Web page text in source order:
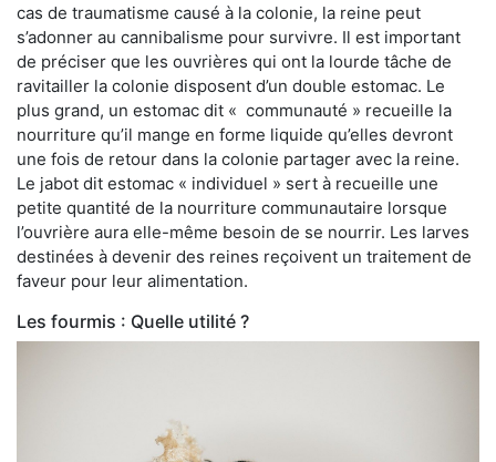
cas de traumatisme causé à la colonie, la reine peut
s’adonner au cannibalisme pour survivre. Il est important
de préciser que les ouvrières qui ont la lourde tâche de
ravitailler la colonie disposent d’un double estomac. Le
plus grand, un estomac dit « communauté » recueille la
nourriture qu’il mange en forme liquide qu’elles devront
une fois de retour dans la colonie partager avec la reine.
Le jabot dit estomac « individuel » sert à recueille une
petite quantité de la nourriture communautaire lorsque
l’ouvrière aura elle-même besoin de se nourrir. Les larves
destinées à devenir des reines reçoivent un traitement de
faveur pour leur alimentation.
Les fourmis : Quelle utilité ?